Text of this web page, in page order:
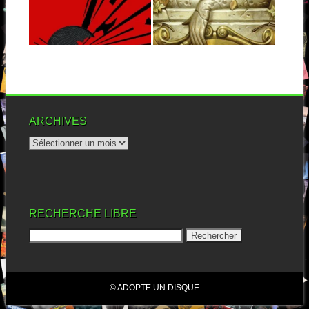
Like Jehu, Rocket From The
Qu’il est loin le temps de «
This Is A Pinback...
▶
ARCHIVES
RECHERCHE LIBRE
© ADOPTE UN DISQUE